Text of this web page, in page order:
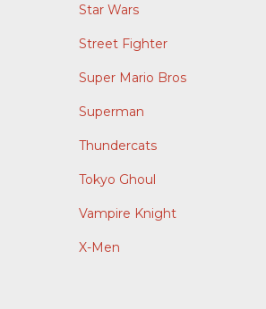
Star Wars
Street Fighter
Super Mario Bros
Superman
Thundercats
Tokyo Ghoul
Vampire Knight
X-Men